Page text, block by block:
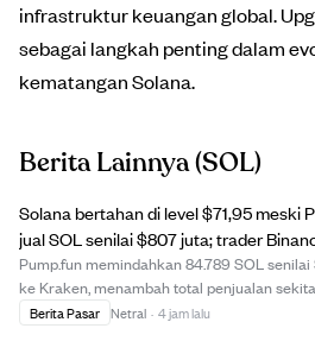
infrastruktur keuangan global.
sebagai langkah penting dalam
kematangan Solana.
Berita Lainnya(SOL)
Solana bertahan di level $71,95 meski
jual SOL senilai $807 juta; trader
optimis.
Pump.fun memindahkan 84.789 SOL
ke Kraken, menambah total penjualan
Meski ada tekanan jual, harga Solana tetap
Berita Pasar Netral · 4 jam lalu